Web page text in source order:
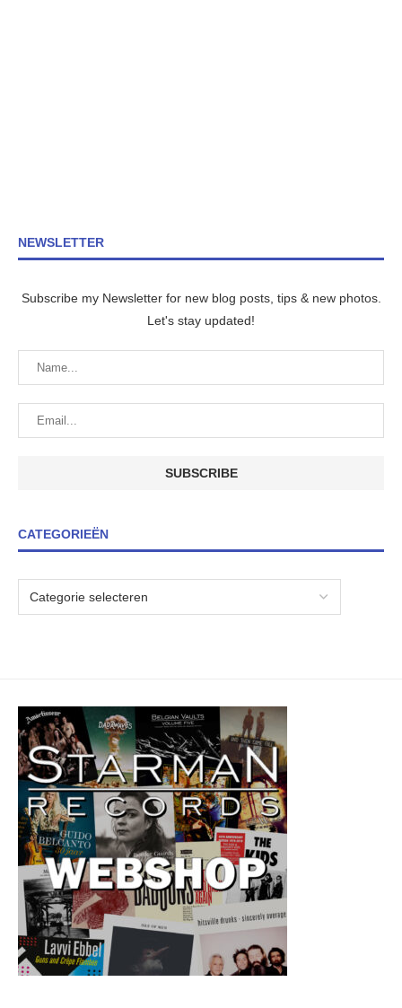
NEWSLETTER
Subscribe my Newsletter for new blog posts, tips & new photos.
Let's stay updated!
CATEGORIEËN